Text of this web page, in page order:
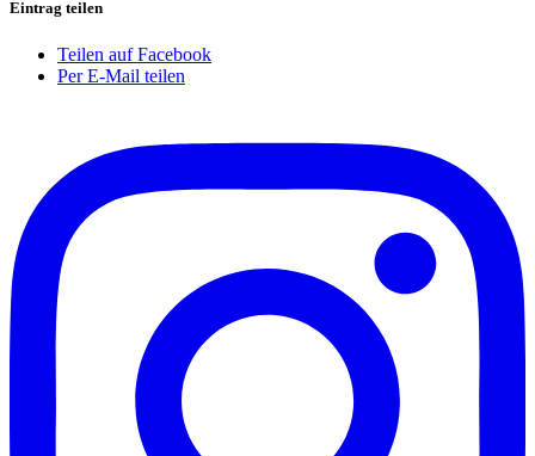
Eintrag teilen
Teilen auf Facebook
Per E-Mail teilen